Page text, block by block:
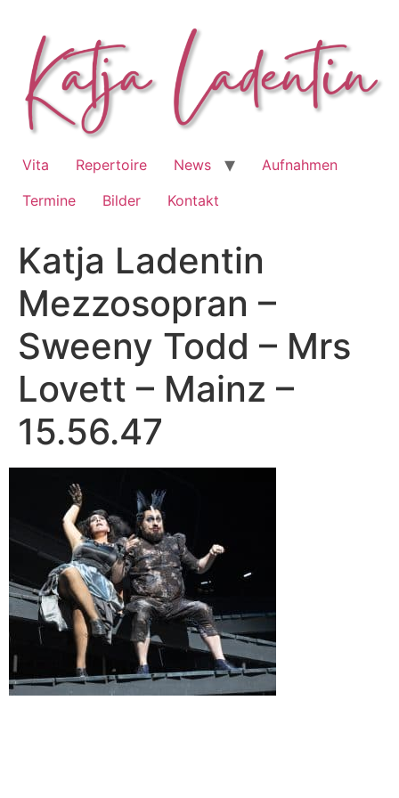
springen
Vita Repertoire News
Aufnahmen
Termine
Bilder Kontakt
Katja Ladentin
Mezzosopran –
Sweeny Todd – Mrs
Lovett – Mainz –
15.56.47